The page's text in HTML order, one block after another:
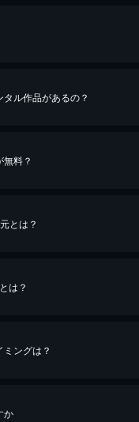
ル作品があるの？
料？
とは？
、クレジットカード決済による作
による作品の購入 / レンタルは、20
は？
ングは？
か